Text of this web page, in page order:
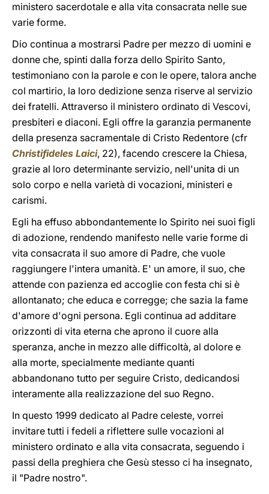
ministero sacerdotale e alla vita consacrata nelle sue
varie forme.
Dio continua a mostrarsi Padre per mezzo di uomini e
donne che, spinti dalla forza dello Spirito Santo,
testimoniano con la parole e con le opere, talora anche
col martirio, la loro dedizione senza riserve al servizio
dei fratelli. Attraverso il ministero ordinato di Vescovi,
presbiteri e diaconi. Egli offre la garanzia permanente
della presenza sacramentale di Cristo Redentore (cfr
Christifideles Laici, 22), facendo crescere la Chiesa,
grazie al loro determinante servizio, nell'unita di un
solo corpo e nella varietà di vocazioni, ministeri e
carismi.
Egli ha effuso abbondantemente lo Spirito nei suoi figli
di adozione, rendendo manifesto nelle varie forme di
vita consacrata il suo amore di Padre, che vuole
raggiungere l'intera umanità. E' un amore, il suo, che
attende con pazienza ed accoglie con festa chi si è
allontanato; che educa e corregge; che sazia la fame
d'amore d'ogni persona. Egli continua ad additare
orizzonti di vita eterna che aprono il cuore alla
speranza, anche in mezzo alle difficoltà, al dolore e
alla morte, specialmente mediante quanti
abbandonano tutto per seguire Cristo, dedicandosi
interamente alla realizzazione del suo Regno.
In questo 1999 dedicato al Padre celeste, vorrei
invitare tutti i fedeli a riflettere sulle vocazioni al
ministero ordinato e alla vita consacrata, seguendo i
passi della preghiera che Gesù stesso ci ha insegnato,
il "Padre nostro".